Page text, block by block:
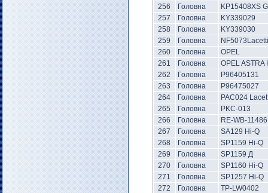
256
Головна
KP15408XS
257
Головна
KY339029
258
Головна
KY339030
259
Головна
NF5073Lacetti
260
Головна
OPEL
261
Головна
OPEL ASTRA
262
Головна
P96405131
263
Головна
P96475027
264
Головна
PAC024
265
Головна
PKC-013
266
Головна
RE-WB-11486
267
Головна
SA129 Hi-Q
268
Головна
SP1159 Hi-Q
269
Головна
SP1159 Д
270
Головна
SP1160 Hi-Q
271
Головна
SP1257 Hi-Q
272
Головна
TP-LW0402